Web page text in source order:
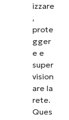
izzare
,
prote
gger
e e
super
vision
are la
rete.
Ques